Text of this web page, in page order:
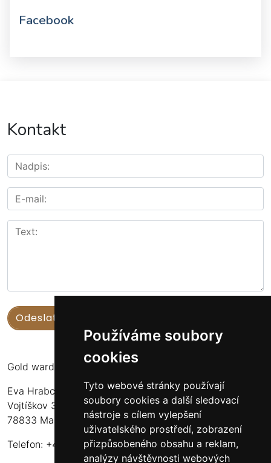
Používáme soubory
cookies
Tyto webové stránky používají
soubory cookies a další sledovací
nástroje s cílem vylepšení
uživatelského prostředí, zobrazení
přizpůsobeného obsahu a reklam,
analýzy návštěvnosti webových
Facebook
Kontakt
Gold warden
Eva Hrabcová
Vojtíškov 3
78833 Malá Morava
Telefon: +420 777 549 171